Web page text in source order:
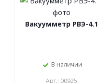
Вакуумметр РВЭ-4.1
В наличии
Арт.: 00925